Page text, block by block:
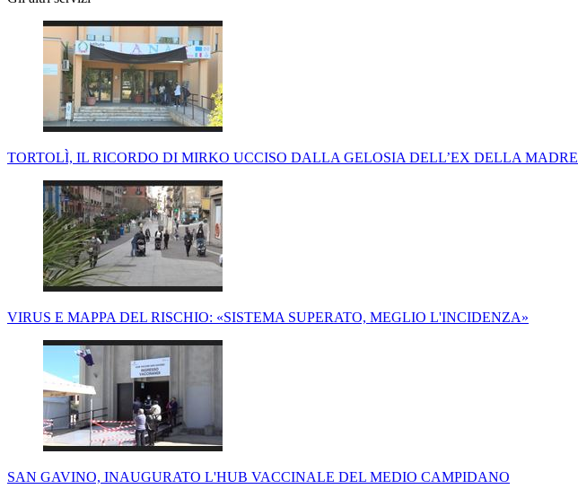
TORTOLÌ, IL RICORDO DI MIRKO UCCISO DALLA GELOSIA DELL’EX DELLA MADRE
VIRUS E MAPPA DEL RISCHIO: «SISTEMA SUPERATO, MEGLIO L'INCIDENZA»
SAN GAVINO, INAUGURATO L'HUB VACCINALE DEL MEDIO CAMPIDANO